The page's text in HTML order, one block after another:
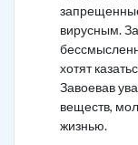
вирусным.
хотят
Завоевав
веществ,
жизнью.